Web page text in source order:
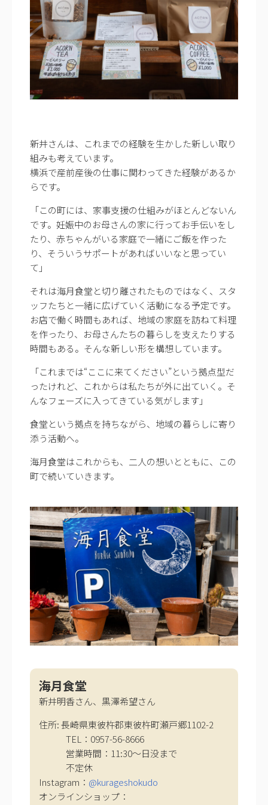
新井さんは、これまでの経験を生かした新しい取り
組みも考えています。
横浜で産前産後の仕事に関わってきた経験があるか
らです。
「この町には、家事支援の仕組みがほとんどないん
です。妊娠中のお母さんの家に行ってお手伝いをし
たり、赤ちゃんがいる家庭で一緒にご飯を作った
り、そういうサポートがあればいいなと思ってい
て」
それは海月食堂と切り離されたものではなく、スタ
ッフたちと一緒に広げていく活動になる予定です。
お店で働く時間もあれば、地域の家庭を訪ねて料理
を作ったり、お母さんたちの暮らしを支えたりする
時間もある。そんな新しい形を構想しています。
「これまでは“ここに来てください”という拠点型だ
ったけれど、これからは私たちが外に出ていく。そ
んなフェーズに入ってきている気がします」
食堂という拠点を持ちながら、地域の暮らしに寄り
添う活動へ。
海月食堂はこれからも、二人の想いとともに、この
町で続いていきます。
海月食堂
新井明香さん、黒澤希望さん
住所: 長崎県東彼杵郡東彼杵町瀬戸郷1102-2
TEL：0957-56-8666
営業時間：11:30～日没まで
不定休
Instagram： @kurageshokudo
オンラインショップ：